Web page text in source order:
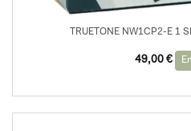
TRUETONE NW1CP2-E 1
49,00 €